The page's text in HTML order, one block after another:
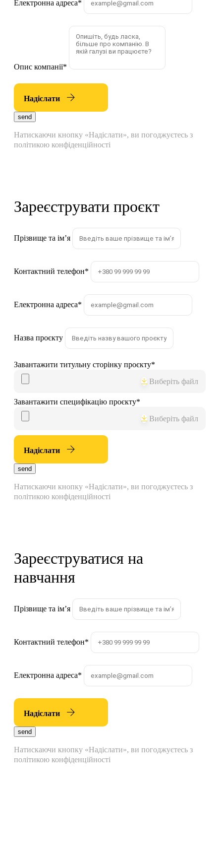
Електронна адреса*
Опис компанії*
Надіслати
send
Натискаючи кнопку «Надіслати», ви погоджуєтесь з
політикою конфіденційності
Зареєструвати проєкт
Прізвище та імʼя
Контактний телефон*
Електронна адреса*
Назва проєкту
Завантажити титульну сторінку проєкту*
Виберіть файл
Завантажити специфікацію проєкту*
Виберіть файл
Надіслати
send
Натискаючи кнопку «Надіслати», ви погоджуєтесь з
політикою конфіденційності
Зареєструватися на
навчання
Прізвище та імʼя
Контактний телефон*
Електронна адреса*
Надіслати
send
Натискаючи кнопку «Надіслати», ви погоджуєтесь з
політикою конфіденційності